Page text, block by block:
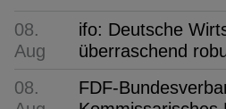
08.
Aug
ifo: Deutsche
überraschend
08.
FDF-